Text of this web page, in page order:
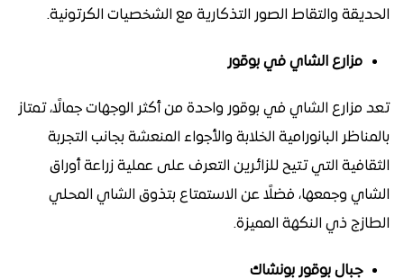
الحديقة والتقاط الصور التذكارية مع الشخصيات الكرتونية.
مزارع الشاي في بوقور
تعد مزارع الشاي في بوقور واحدة من أكثر الوجهات جمالًا، تمتاز
بالمناظر البانورامية الخلابة والأجواء المنعشة بجانب التجربة
الثقافية التي تتيح للزائرين التعرف على عملية زراعة أوراق
الشاي وجمعها، فضلًا عن الاستمتاع بتذوق الشاي المحلي
الطازج ذي النكهة المميزة.
جبال بوقور بونشاك